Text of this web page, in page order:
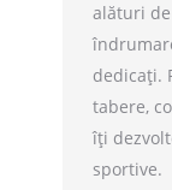
alături
dedicați.
tabere,
îți
sportive.